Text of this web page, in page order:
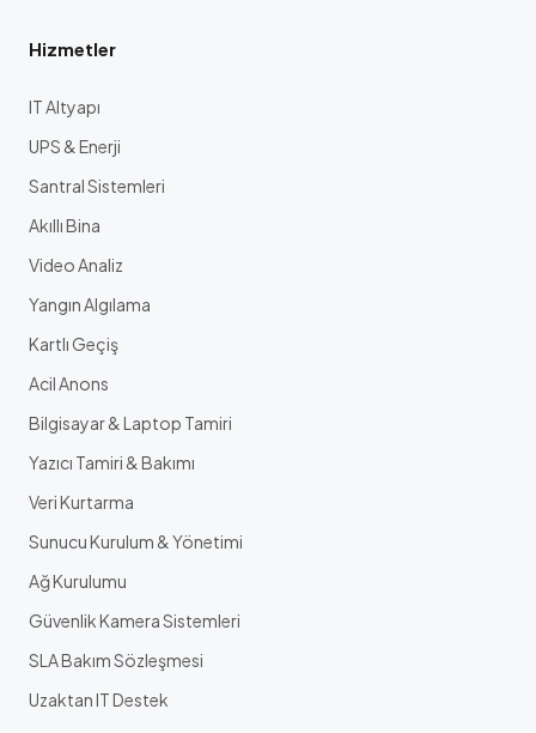
Hizmetler
IT Altyapı
UPS & Enerji
Santral Sistemleri
Akıllı Bina
Video Analiz
Yangın Algılama
Kartlı Geçiş
Acil Anons
Bilgisayar & Laptop Tamiri
Yazıcı Tamiri & Bakımı
Veri Kurtarma
Sunucu Kurulum & Yönetimi
Ağ Kurulumu
Güvenlik Kamera Sistemleri
SLA Bakım Sözleşmesi
Uzaktan IT Destek